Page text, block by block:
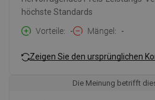
höchste Standards
Vorteile
- Mängel -
Zeigen Sie den ursprünglichen
Die Meinung betrifft